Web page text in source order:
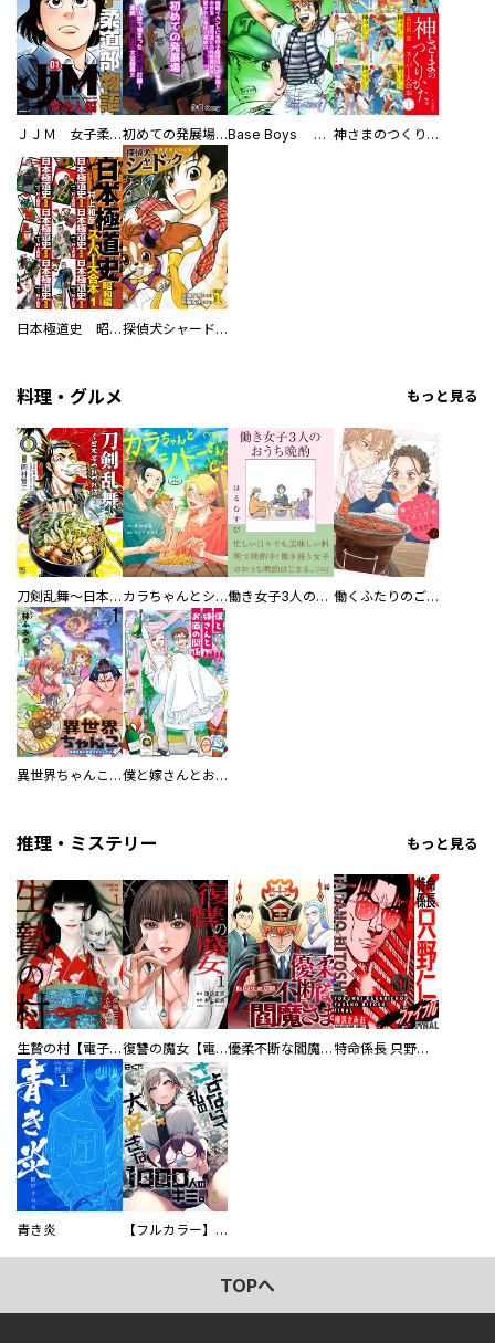
ＪＪＭ 女子柔道部物語 社会人編 初めての発展場 【白抜き修正版】 Base Boys 新装版 神さまのつくりかた。スーパー大合本
日本極道史 昭和編 スーパー大合本 探偵犬シャードック（新装版）
料理・グルメ もっと見る
刀剣乱舞～日本号つれづれ酒～ カラちゃんとシトーさんと、 【分冊版】 働き女子3人のおうち晩酌 働くふたりのごほうび飯
異世界ちゃんこ～横綱目前に召喚されたんだが～ 【連載版】 僕と嫁さんとお酒の関係
推理・ミステリー もっと見る
生贄の村【電子単行本版】 復讐の魔女【電子単行本版】 優柔不断な閻魔さま 特命係長 只野仁ファイナル 愛蔵版
青き炎 【フルカラー】さよなら、私の大好きな１０００人のキミ。
TOPへ